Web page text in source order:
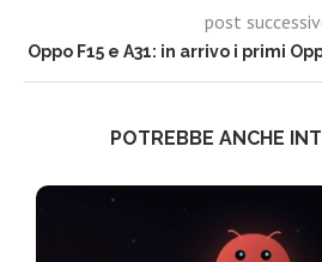
post
Oppo F15 e A31: in arrivo i primi
POTREBBE ANCHE